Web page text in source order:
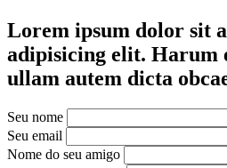
Lorem ipsum dolor sit
adipisicing elit. Harum
ullam autem dicta
Seu nome
Seu email
Nome do seu amigo